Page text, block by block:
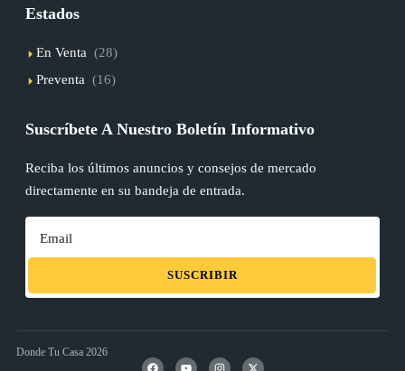
Estados
En Venta (28)
Preventa (16)
Suscríbete A Nuestro Boletín Informativo
Reciba los últimos anuncios y consejos de mercado
directamente en su bandeja de entrada.
SUSCRIBIR
Donde Tu Casa 2026